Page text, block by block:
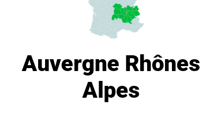
Auvergne Rhônes
Alpes